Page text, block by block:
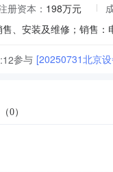
册资本： 198万元
参与 [20250731北京
（0）